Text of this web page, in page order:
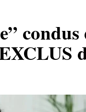
condus